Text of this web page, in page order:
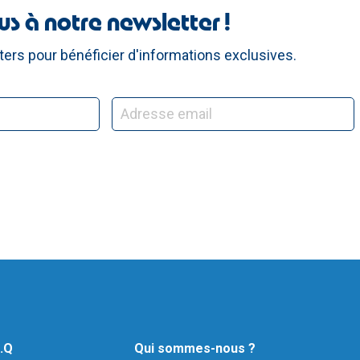
à notre newsletter !
pour bénéficier d'informations exclusives.
Qui sommes-nous ?